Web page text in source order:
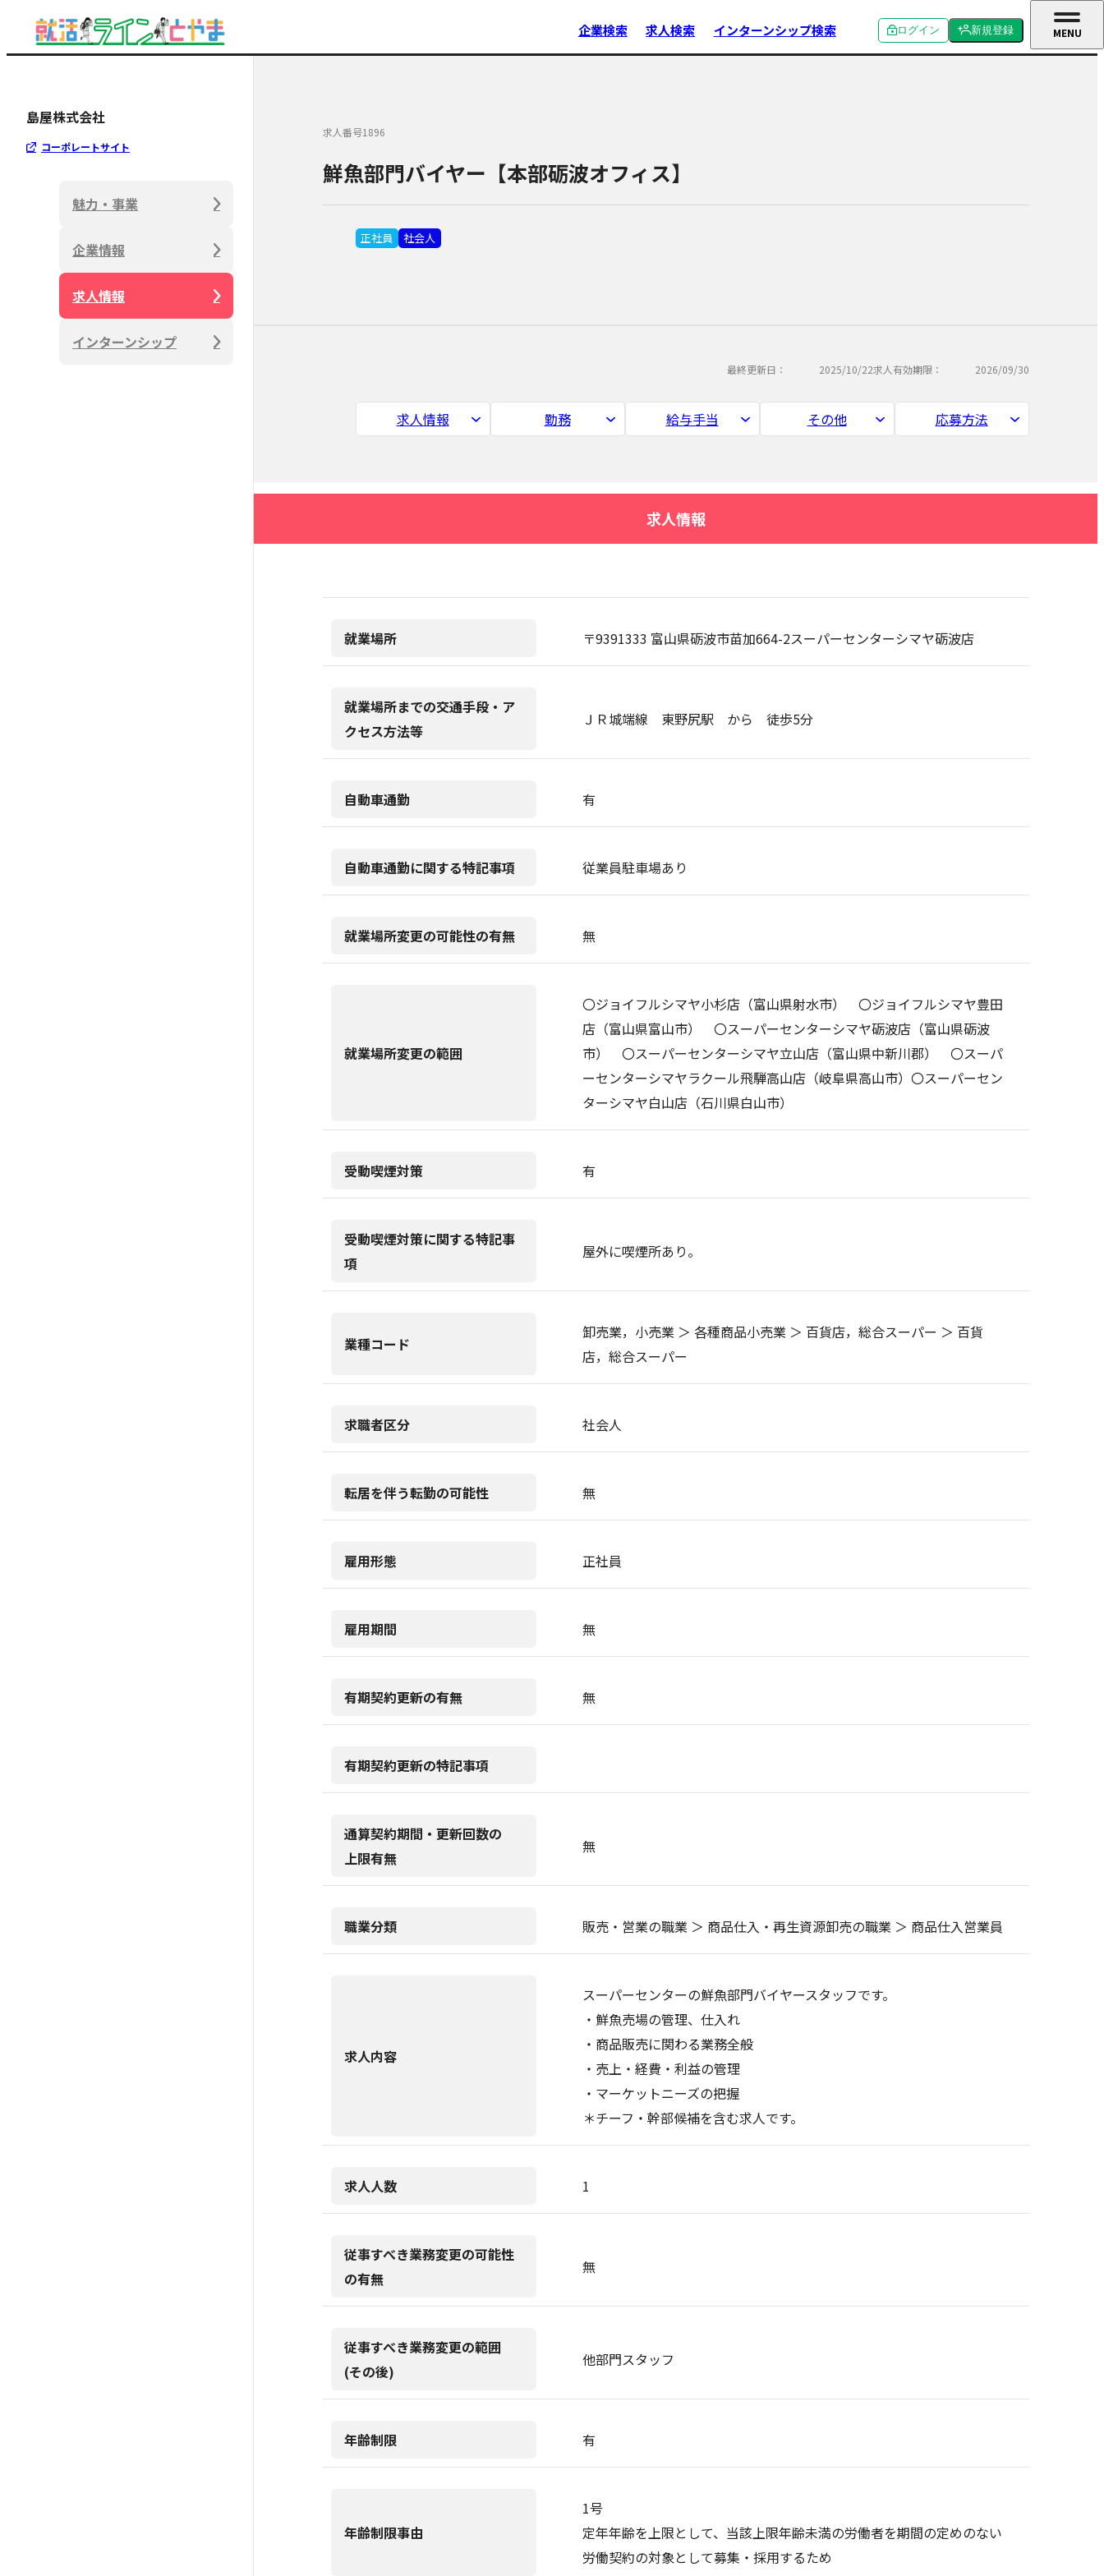
企業検索 求人検索 インターンシップ検索 ログイン 新規登録
島屋株式会社
コーポレートサイト
魅力・事業
企業情報
求人情報
インターンシップ
求人番号1896
鮮魚部門バイヤー【本部砺波オフィス】
正社員 社会人
最終更新日： 2025/10/22求人有効期限： 2026/09/30
求人情報 勤務 給与手当 その他 応募方法
求人情報
就業場所 〒9391333 富山県砺波市苗加664-2スーパーセンターシマヤ砺波店
就業場所までの交通手段・ア
クセス方法等
ＪＲ城端線 東野尻駅 から 徒歩5分
自動車通勤 有
自動車通勤に関する特記事項 従業員駐車場あり
就業場所変更の可能性の有無 無
就業場所変更の範囲
〇ジョイフルシマヤ小杉店（富山県射水市） 〇ジョイフルシマヤ豊田
店（富山県富山市） 〇スーパーセンターシマヤ砺波店（富山県砺波
市） 〇スーパーセンターシマヤ立山店（富山県中新川郡） 〇スーパ
ーセンターシマヤラクール飛騨高山店（岐阜県高山市）〇スーパーセン
ターシマヤ白山店（石川県白山市）
受動喫煙対策 有
受動喫煙対策に関する特記事
項
屋外に喫煙所あり。
業種コード
卸売業，小売業 ＞ 各種商品小売業 ＞ 百貨店，総合スーパー ＞ 百貨
店，総合スーパー
求職者区分 社会人
転居を伴う転勤の可能性 無
雇用形態 正社員
雇用期間 無
有期契約更新の有無 無
有期契約更新の特記事項
通算契約期間・更新回数の
上限有無
無
職業分類 販売・営業の職業 ＞ 商品仕入・再生資源卸売の職業 ＞ 商品仕入営業員
求人内容
スーパーセンターの鮮魚部門バイヤースタッフです。
・鮮魚売場の管理、仕入れ
・商品販売に関わる業務全般
・売上・経費・利益の管理
・マーケットニーズの把握
＊チーフ・幹部候補を含む求人です。
求人人数 1
従事すべき業務変更の可能性
の有無
無
従事すべき業務変更の範囲
(その後)
他部門スタッフ
年齢制限 有
年齢制限事由
1号
定年年齢を上限として、当該上限年齢未満の労働者を期間の定めのない
労働契約の対象として募集・採用するため
MENU